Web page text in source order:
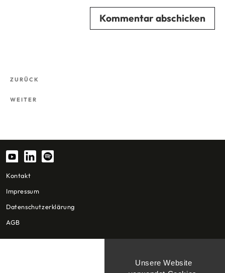
Beitragsnavigation
Vorheriger
ZURÜCK
Nächster
WEITER
Kontakt
Impressum
Datenschutzerklärung
AGB
Unsere Website